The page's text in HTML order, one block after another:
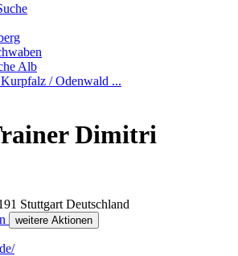
Alb
/ Odenwald ...
Dimitri
Stuttgart Deutschland
weitere Aktionen